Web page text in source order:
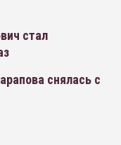
стал
снялась с